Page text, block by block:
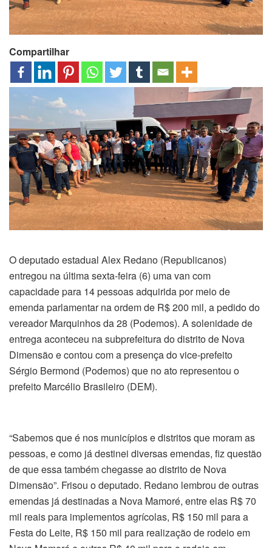
Compartilhar
O deputado estadual Alex Redano (Republicanos)
entregou na última sexta-feira (6) uma van com
capacidade para 14 pessoas adquirida por meio de
emenda parlamentar na ordem de R$ 200 mil, a pedido do
vereador Marquinhos da 28 (Podemos). A solenidade de
entrega aconteceu na subprefeitura do distrito de Nova
Dimensão e contou com a presença do vice-prefeito
Sérgio Bermond (Podemos) que no ato representou o
prefeito Marcélio Brasileiro (DEM).
“Sabemos que é nos municípios e distritos que moram as
pessoas, e como já destinei diversas emendas, fiz questão
de que essa também chegasse ao distrito de Nova
Dimensão”. Frisou o deputado. Redano lembrou de outras
emendas já destinadas a Nova Mamoré, entre elas R$ 70
mil reais para implementos agrícolas, R$ 150 mil para a
Festa do Leite, R$ 150 mil para realização de rodeio em